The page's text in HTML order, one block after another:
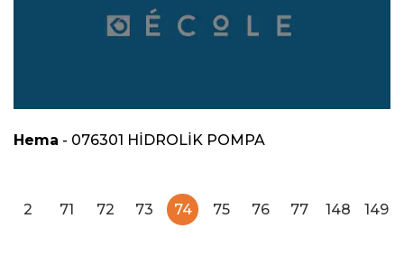
Hema - 076301 HİDROLİK POMPA
2 71 72 73 74 75 76 77 148 149